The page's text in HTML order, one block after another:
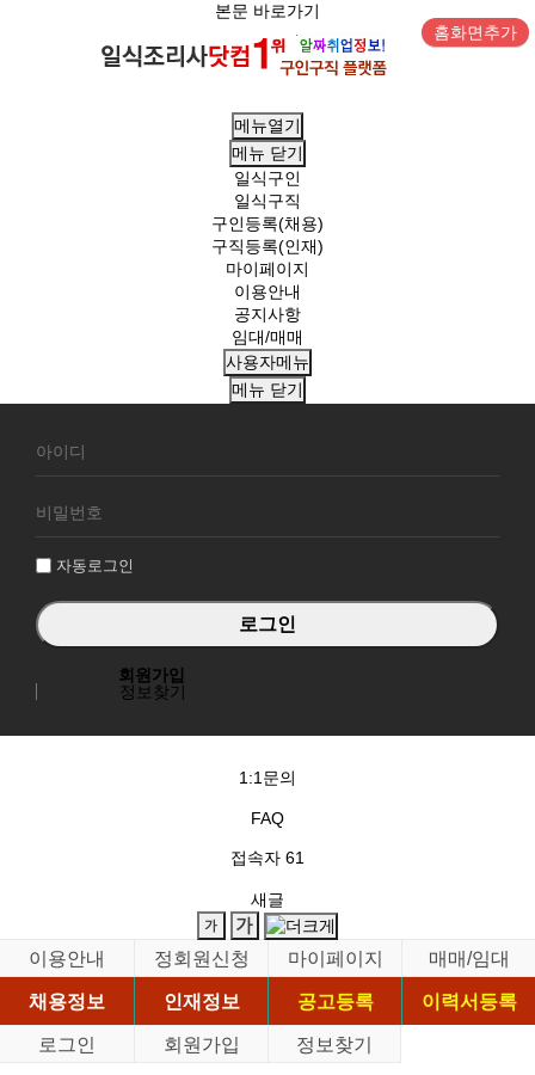
본문 바로가기
홈화면추가
메뉴열기
메뉴 닫기
일식구인
일식구직
구인등록(채용)
구직등록(인재)
마이페이지
이용안내
공지사항
임대/매매
사용자메뉴
메뉴 닫기
원
그
자동로그인
회원가입
정보찾기
1:1문의
FAQ
접속자 61
새글
이용안내 정회원신청 마이페이지
매매/임대
채용정보
인재정보 공고등록
이력서등록
로그인
회원가입 정보찾기